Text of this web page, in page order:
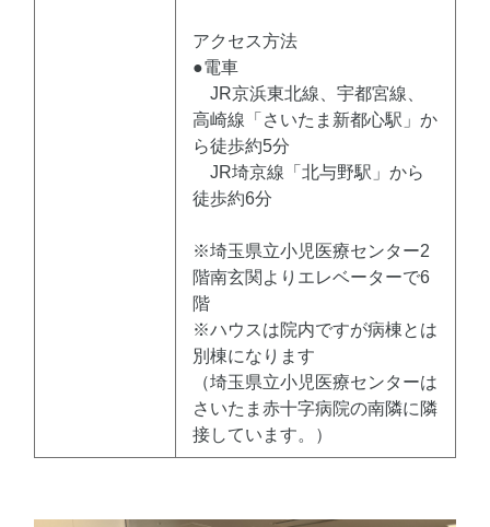
アクセス方法
●電車
JR京浜東北線、宇都宮線、
高崎線「さいたま新都心駅」か
ら徒歩約5分
JR埼京線「北与野駅」から
徒歩約6分
※埼玉県立小児医療センター2
階南玄関よりエレベーターで6
階
※ハウスは院内ですが病棟とは
別棟になります
（埼玉県立小児医療センターは
さいたま赤十字病院の南隣に隣
接しています。）